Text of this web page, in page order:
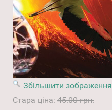
Збільшити зображення
Стара ціна: 45.00 грн.